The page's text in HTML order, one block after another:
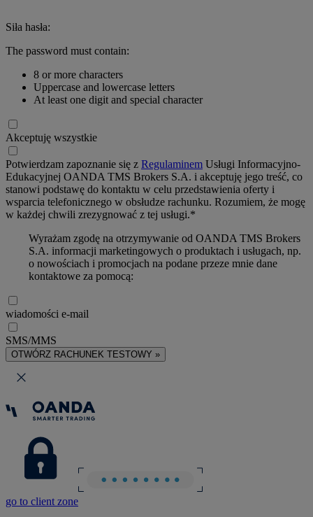
Siła hasła:
The password must contain:
8 or more characters
Uppercase and lowercase letters
At least one digit and special character
Akceptuję wszystkie
Potwierdzam zapoznanie się z Regulaminem Usługi Informacyjno-
Edukacyjnej OANDA TMS Brokers S.A. i akceptuję jego treść, co
stanowi podstawę do kontaktu w celu przedstawienia oferty i
wsparcia telefonicznego w obsłudze rachunku. Rozumiem, że mogę
w każdej chwili zrezygnować z tej usługi.*
Wyrażam zgodę na otrzymywanie od OANDA TMS Brokers
S.A. informacji marketingowych o produktach i usługach, np.
o nowościach i promocjach na podane przeze mnie dane
kontaktowe za pomocą:
wiadomości e-mail
SMS/MMS
OTWÓRZ RACHUNEK TESTOWY »
go to client zone